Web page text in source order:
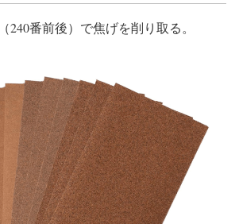
番前後）で焦げを削り取る。